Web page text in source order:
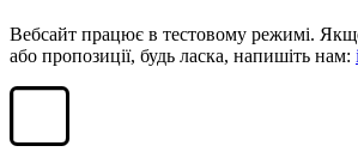
Вебсайт працює в тестовому режимі.
або пропозиції, будь ласка, напишіть нам: